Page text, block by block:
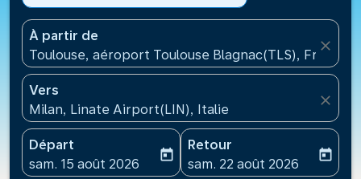
À partir de
Toulouse, aéroport Toulouse Blagnac(TLS), France
close
Vers
Milan, Linate Airport(LIN), Italie
close
Départ
fc-booking-departure-date-aria-label
sam. 15 août 2026
today
Retour
fc-booking-return-date-
sam. 22 août 2026
today